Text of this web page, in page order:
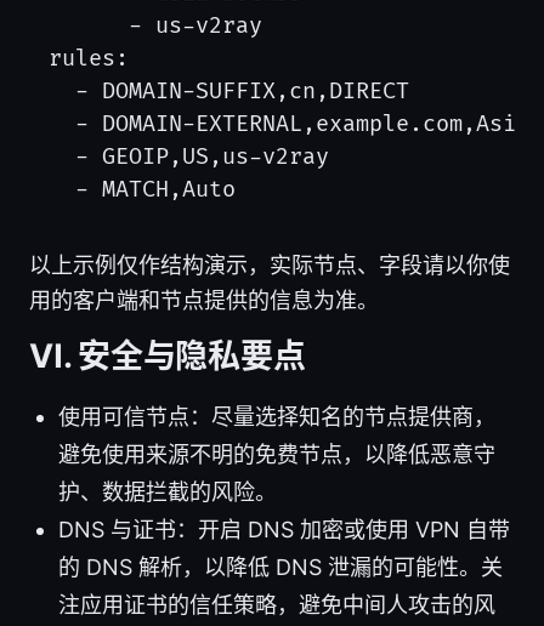
      - us-v2ray
rules:
  - DOMAIN-SUFFIX,cn,DIRECT
- DOMAIN-
  - GEOIP,US,us-v2ray
以上示例仅作结构演示，实际节点、字段请以你使
用的客户端和节点提供的信息为准。
Ⅵ. 安全与隐私要点
使用可信节点：尽量选择知名的节点提供商，
避免使用来源不明的免费节点，以降低恶意守
护、数据拦截的风险。
DNS 与证书：开启 DNS 加密或使用 VPN 自带
的 DNS 解析，以降低 DNS 泄漏的可能性。关
注应用证书的信任策略，避免中间人攻击的风